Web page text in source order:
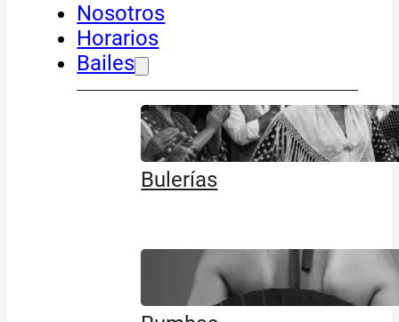
Nosotros
Horarios
Bailes
Bulerías